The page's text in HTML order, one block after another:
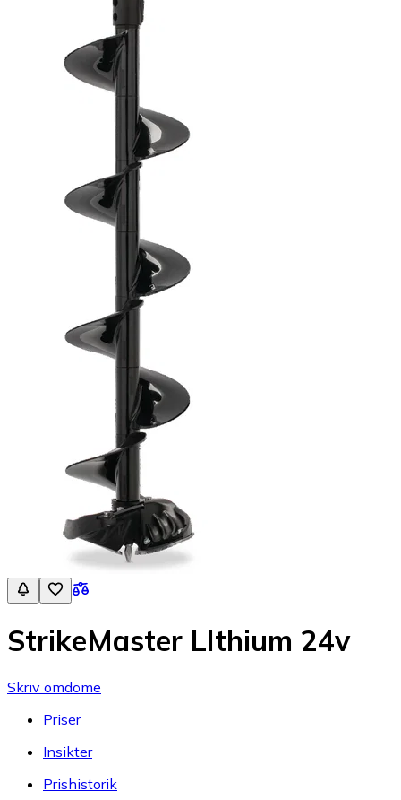
StrikeMaster LIthium 24v
Skriv omdöme
Priser
Insikter
Prishistorik